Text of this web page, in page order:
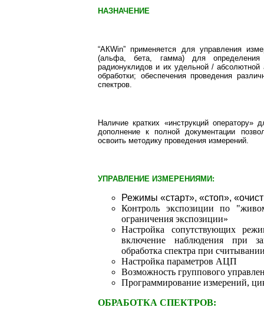
НАЗНАЧЕНИЕ
“АКWin” применяется для управления
(альфа, бета, гамма) для
радионуклидов и их удельной / абсолютной
обработки; обеспечения проведения
спектров.
Наличие кратких «инструкций
дополнение к полной документации
освоить методику проведения измерений.
УПРАВЛЕНИЕ ИЗМЕРЕНИЯМИ:
Режимы «старт», «стоп»,
Контроль экспозиции по
ограничения экспозиции»
Настройка сопутствующих
включение наблюдения при
обработка спектра при
Настройка параметров АЦП
Возможность группового
Программирование измерений,
ОБРАБОТКА СПЕКТРОВ: